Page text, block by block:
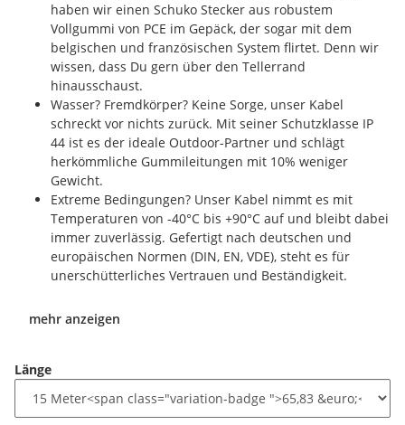
haben wir einen Schuko Stecker aus robustem
Vollgummi von PCE im Gepäck, der sogar mit dem
belgischen und französischen System flirtet. Denn wir
wissen, dass Du gern über den Tellerrand
hinausschaust.
Wasser? Fremdkörper? Keine Sorge, unser Kabel
schreckt vor nichts zurück. Mit seiner Schutzklasse IP
44 ist es der ideale Outdoor-Partner und schlägt
herkömmliche Gummileitungen mit 10% weniger
Gewicht.
Extreme Bedingungen? Unser Kabel nimmt es mit
Temperaturen von -40°C bis +90°C auf und bleibt dabei
immer zuverlässig. Gefertigt nach deutschen und
europäischen Normen (DIN, EN, VDE), steht es für
unerschütterliches Vertrauen und Beständigkeit.
mehr anzeigen
Länge